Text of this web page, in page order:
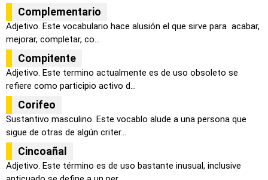
Complementario
Adjetivo. Este vocabulario hace alusión el que sirve para acabar,
mejorar, completar, co...
Compitente
Adjetivo. Este termino actualmente es de uso obsoleto se
refiere como participio activo d...
Corifeo
Sustantivo masculino. Este vocablo alude a una persona que
sigue de otras de algún criter...
Cincoañal
Adjetivo. Este término es de uso bastante inusual, inclusive